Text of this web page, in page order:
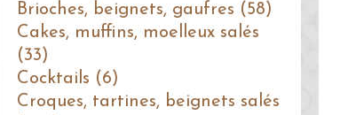
Brioches, beignets, gaufres (58)
Cakes, muffins, moelleux salés
(33)
Cocktails (6)
Croques, tartines, beignets salés